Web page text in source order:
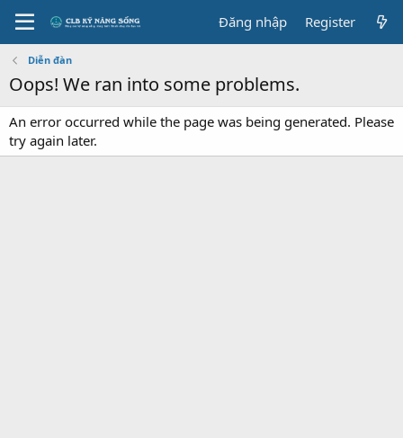
Đăng nhập Register
Diễn đàn
Oops! We ran into some problems.
An error occurred while the page was being generated. Please
try again later.